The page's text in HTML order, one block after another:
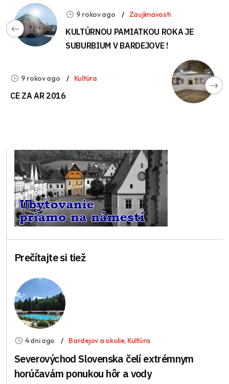
9 rokov ago Zaujímavosti
KULTÚRNOU PAMIATKOU ROKA JE
SUBURBIUM V BARDEJOVE !
9 rokov ago Kultúra
CE ZA AR 2016
Prečítajte si tiež
4 dni ago Bardejov a okolie, Kultúra
Severovýchod Slovenska čelí extrémnym
horúčavám ponukou hôr a vody